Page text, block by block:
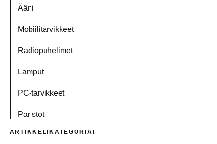
Ääni
Mobiilitarvikkeet
Radiopuhelimet
Lamput
PC-tarvikkeet
Paristot
ARTIKKELIKATEGORIAT